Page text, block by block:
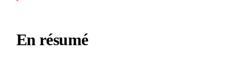
En résumé